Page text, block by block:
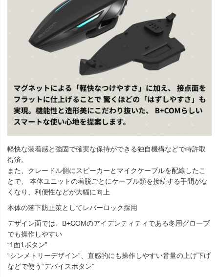
軽快な装着感と強固で確実な保持ができる独自機構などで特許取
得済。
また、クレードル側にスピーカーとマイクケーブルを配線したこ
とで、 本体ユニットの着脱ごとにケーブル類を接続する手間がな
くなり、利便性などが大幅に向上
本体の落下防止策としてレバーロック採用
デザイン面では、B+COMのアイデンティティである冬用グローブ
でも操作しやすい
“1面1ボタン”
“シンメトリーデザイン”、直感的にも操作しやすい音量の上げ下げ
などで使う“デバイスボタン”